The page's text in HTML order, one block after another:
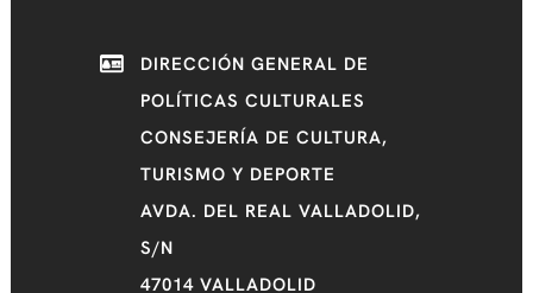
DIRECCIÓN GENERAL DE
POLÍTICAS CULTURALES
CONSEJERÍA DE CULTURA,
TURISMO Y DEPORTE
AVDA. DEL REAL VALLADOLID,
S/N
47014 VALLADOLID